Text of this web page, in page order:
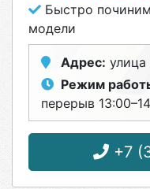
Быстро
модели
Адрес: улица
Режим
перерыв
+7